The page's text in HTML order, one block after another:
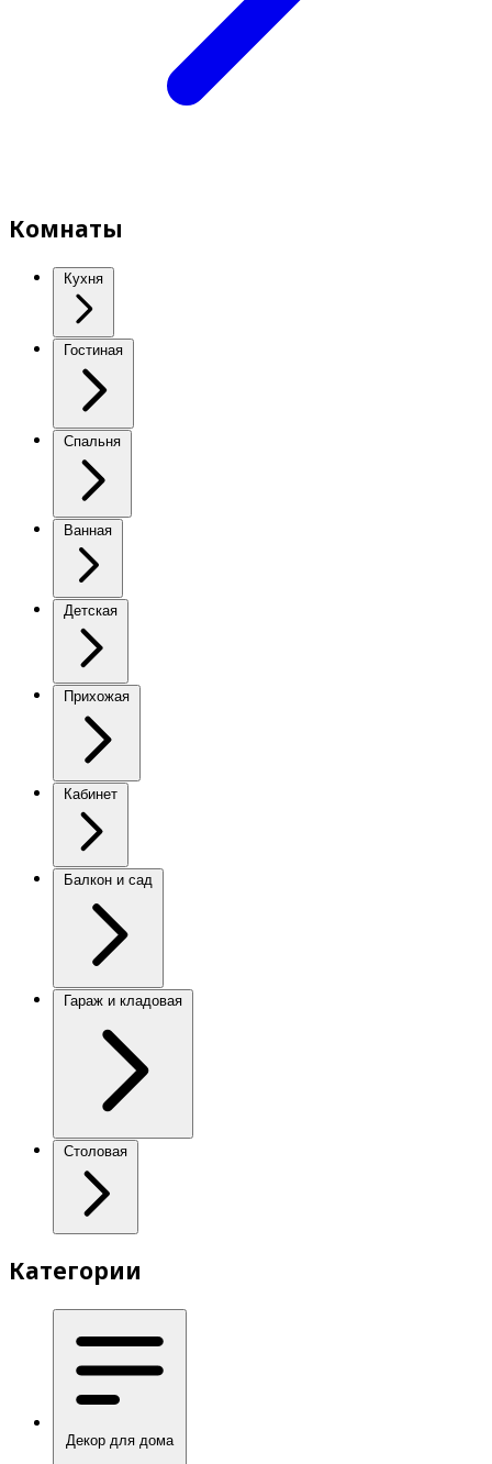
Комнаты
Кухня
Гостиная
Спальня
Ванная
Детская
Прихожая
Кабинет
Балкон и сад
Гараж и кладовая
Столовая
Категории
Декор для дома